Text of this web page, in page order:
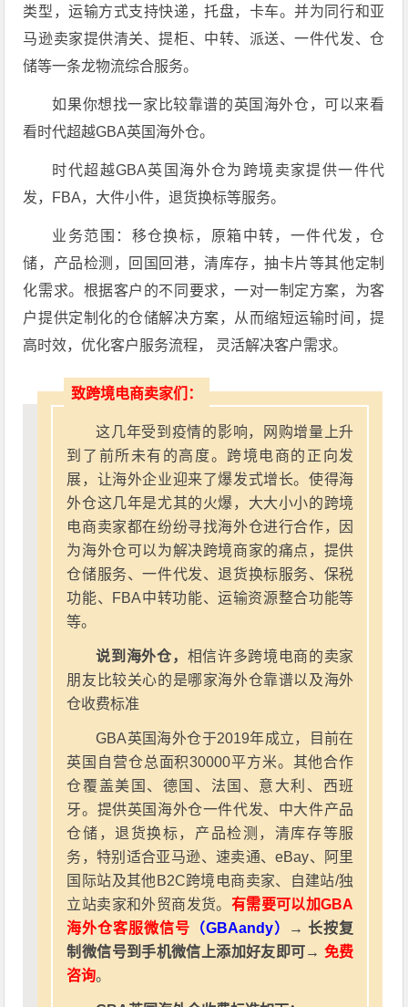
类型，运输方式支持快递，托盘，卡车。并为同行和亚
马逊卖家提供清关、提柜、中转、派送、一件代发、仓
储等一条龙物流综合服务。
如果你想找一家比较靠谱的英国海外仓，可以来看
看时代超越GBA英国海外仓。
时代超越GBA英国海外仓为跨境卖家提供一件代
发，FBA，大件小件，退货换标等服务。
业务范围：移仓换标，原箱中转，一件代发，仓
储，产品检测，回国回港，清库存，抽卡片等其他定制
化需求。根据客户的不同要求，一对一制定方案，为客
户提供定制化的仓储解决方案，从而缩短运输时间，提
高时效，优化客户服务流程， 灵活解决客户需求。
致跨境电商卖家们：
这几年受到疫情的影响，网购增量上升
到了前所未有的高度。跨境电商的正向发
展，让海外企业迎来了爆发式增长。使得海
外仓这几年是尤其的火爆，大大小小的跨境
电商卖家都在纷纷寻找海外仓进行合作，因
为海外仓可以为解决跨境商家的痛点，提供
仓储服务、一件代发、退货换标服务、保税
功能、FBA中转功能、运输资源整合功能等
等。
说到海外仓， 相信许多跨境电商的卖家
朋友比较关心的是哪家海外仓靠谱以及海外
仓收费标准
GBA英国海外仓于2019年成立，目前在
英国自营仓总面积30000平方米。其他合作
仓覆盖美国、德国、法国、意大利、西班
牙。提供英国海外仓一件代发、中大件产品
仓储，退货换标，产品检测，清库存等服
务，特别适合亚马逊、速卖通、eBay、阿里
国际站及其他B2C跨境电商卖家、自建站/独
立站卖家和外贸商发货。 有需要可以加GBA
海外仓客服微信号 （GBAandy）
→ 长按复
制微信号到手机微信上添加好友即可→ 免费
咨询。